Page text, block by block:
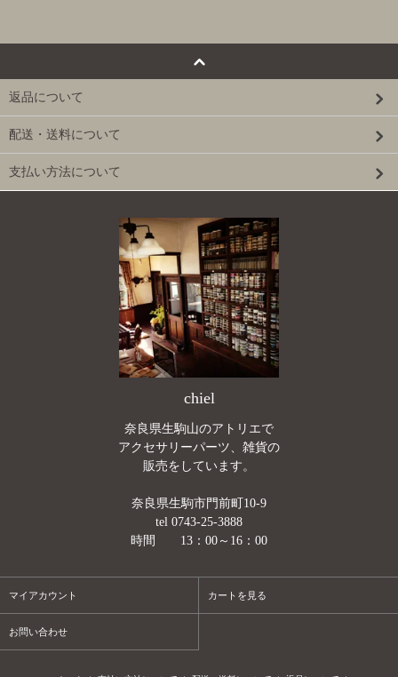
返品について
配送・送料について
支払い方法について
chiel
奈良県生駒山のアトリエで
アクセサリーパーツ、雑貨の
販売をしています。
奈良県生駒市門前町10-9
tel 0743-25-3888
時間 13：00～16：00
マイアカウント カートを見る
お問い合わせ